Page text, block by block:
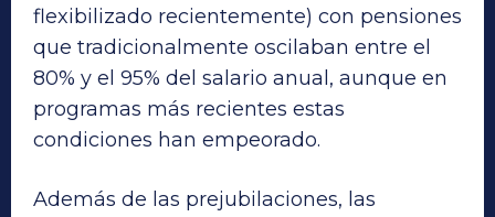
flexibilizado recientemente) con pensiones
que tradicionalmente oscilaban entre el
80% y el 95% del salario anual, aunque en
programas más recientes estas
condiciones han empeorado.
Además de las prejubilaciones, las